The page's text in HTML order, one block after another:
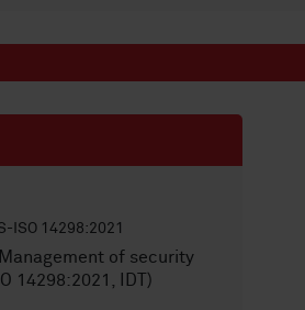
ISO 14298:2021
of security
14298:2021, IDT)